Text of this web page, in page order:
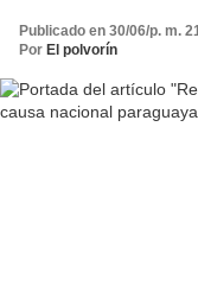
Publicado en 30/06/p. m.
Por El polvorín